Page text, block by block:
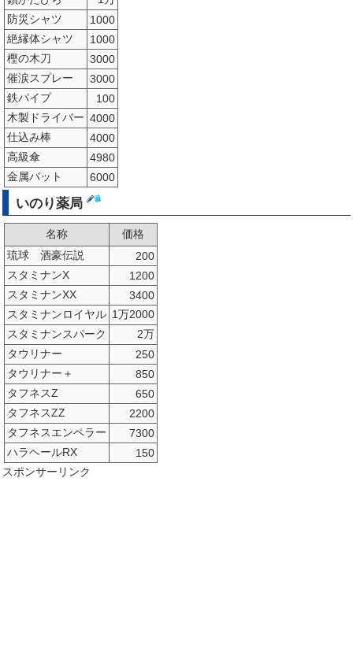
防災シャツ
1000
絶縁体シャツ
1000
樫の木刀
3000
催涙スプレー
3000
鉄パイプ
100
木製ドライバー 4000
仕込み棒
4000
高級傘
4980
金属バット
6000
いのり薬局
名称
価格
琉球 酒豪伝説
200
スタミナンX
1200
スタミナンXX
3400
スタミナンロイヤル 1万2000
スタミナンスパーク
2万
タウリナー
250
タウリナー＋
850
タフネスZ
650
タフネスZZ
2200
タフネスエンペラー
7300
ハラヘールRX
150
スポンサーリンク